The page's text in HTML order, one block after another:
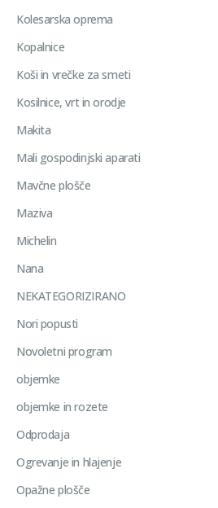
Kolesarska oprema
Kopalnice
Koši in vrečke za smeti
Kosilnice, vrt in orodje
Makita
Mali gospodinjski aparati
Mavčne plošče
Maziva
Michelin
Nana
NEKATEGORIZIRANO
Nori popusti
Novoletni program
objemke
objemke in rozete
Odprodaja
Ogrevanje in hlajenje
Opažne plošče